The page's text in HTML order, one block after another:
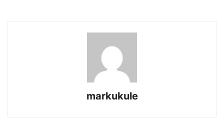
markukule